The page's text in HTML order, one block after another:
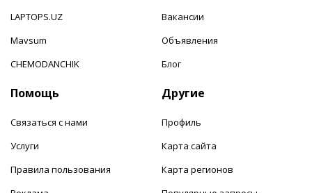
LAPTOPS.UZ
Mavsum
CHEMODANCHIK
Вакансии
Объявления
Блог
Помощь
Связаться с нами
Услуги
Правила пользования
Другие
Профиль
Карта сайта
Карта регионов